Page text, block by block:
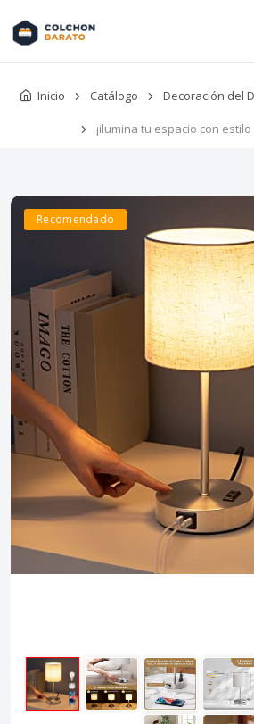
Inicio Catálogo Decoración del
¡ilumina tu espacio con
Recomendado